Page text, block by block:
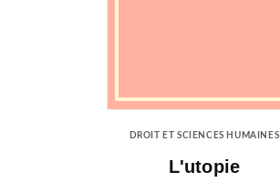
DROIT ET SCIENCES HUMAINES
L'utopie